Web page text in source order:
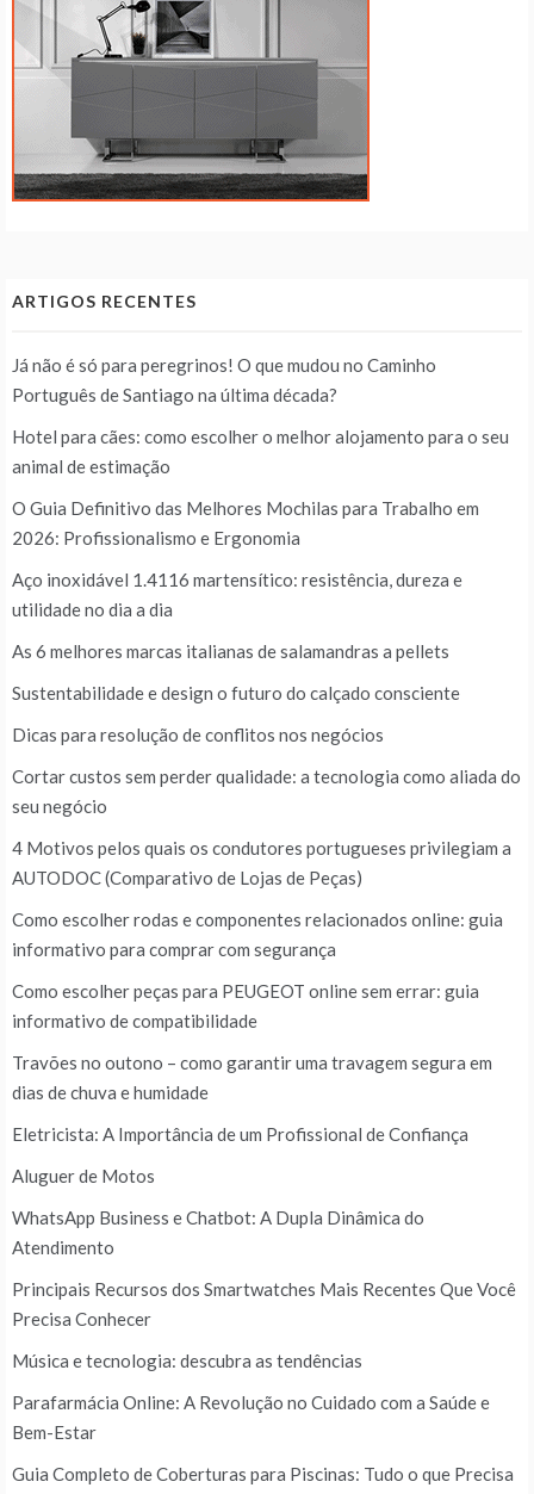
ARTIGOS RECENTES
Já não é só para peregrinos! O que mudou no Caminho
Português de Santiago na última década?
Hotel para cães: como escolher o melhor alojamento para o seu
animal de estimação
O Guia Definitivo das Melhores Mochilas para Trabalho em
2026: Profissionalismo e Ergonomia
Aço inoxidável 1.4116 martensítico: resistência, dureza e
utilidade no dia a dia
As 6 melhores marcas italianas de salamandras a pellets
Sustentabilidade e design o futuro do calçado consciente
Dicas para resolução de conflitos nos negócios
Cortar custos sem perder qualidade: a tecnologia como aliada do
seu negócio
4 Motivos pelos quais os condutores portugueses privilegiam a
AUTODOC (Comparativo de Lojas de Peças)
Como escolher rodas e componentes relacionados online: guia
informativo para comprar com segurança
Como escolher peças para PEUGEOT online sem errar: guia
informativo de compatibilidade
Travões no outono – como garantir uma travagem segura em
dias de chuva e humidade
Eletricista: A Importância de um Profissional de Confiança
Aluguer de Motos
WhatsApp Business e Chatbot: A Dupla Dinâmica do
Atendimento
Principais Recursos dos Smartwatches Mais Recentes Que Você
Precisa Conhecer
Música e tecnologia: descubra as tendências
Parafarmácia Online: A Revolução no Cuidado com a Saúde e
Bem-Estar
Guia Completo de Coberturas para Piscinas: Tudo o que Precisa